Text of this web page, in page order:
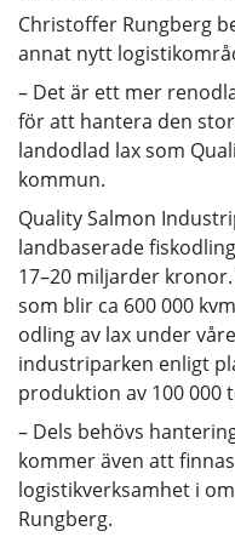
Christoffer Rungberg
annat nytt
– Det är ett mer
för att hantera den
landodlad lax som
kommun.
Quality Salmon
landbaserade
17–20 miljarder
som blir ca 600 000
odling av lax under
industriparken enligt
produktion av 100 000
– Dels behövs
kommer även att
logistikverksamhet i
Rungberg.